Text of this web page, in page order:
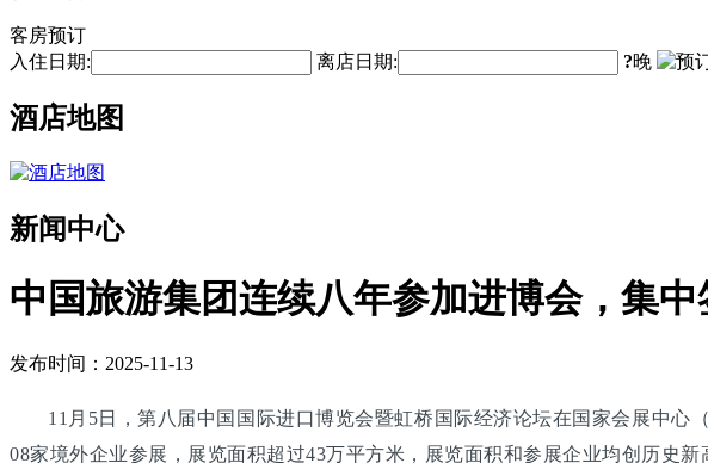
客房预订
入住日期:
离店日期: ?晚
酒店地图
新闻中心
中国旅游集团连续八年参加进博会，集
发布时间：2025-11-13
11月5日，第八届中国国际进口博览会暨虹桥国际经济论坛在国家会展中心
08家境外企业参展，展览面积超过43万平方米，展览面积和参展企业均创历史新